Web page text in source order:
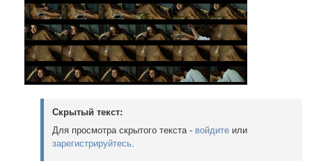
Скрытый текст:
Для просмотра скрытого текста - войдите или
зарегистрируйтесь.